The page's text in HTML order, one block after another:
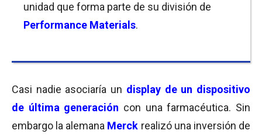
unidad que forma parte de su división de
Performance Materials.
Casi nadie asociaría un display de un dispositivo
de última generación con una farmacéutica. Sin
embargo la alemana Merck realizó una inversión de